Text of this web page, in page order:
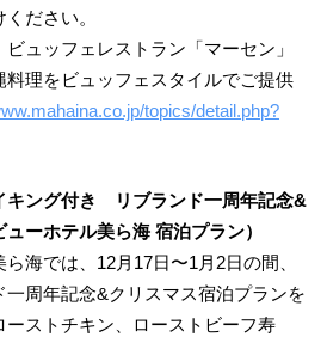
ださい。
ュッフェレストラン「マーセン」
理をビュッフェスタイルでご提供
topics/detail.php?
キング付き リブランド一周年記念&
ーホテル美ら海 宿泊プラン）
海では、12月17日〜1月2日の間、
周年記念&クリスマス宿泊プランを
ーストチキン、ローストビーフ寿